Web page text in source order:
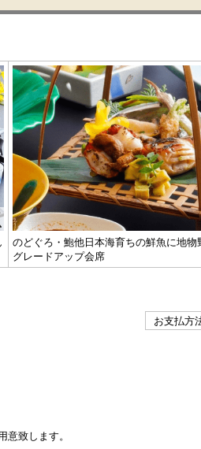
のどぐろ・鮑他日本海育ちの鮮魚に地物
グレードアップ会席
お支払方
致します。